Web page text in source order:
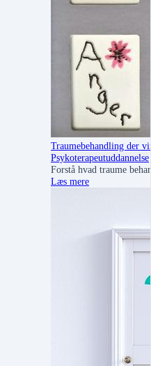
Traumebehandling der
Psykoterapeutuddannelse
Forstå hvad traume
Læs mere